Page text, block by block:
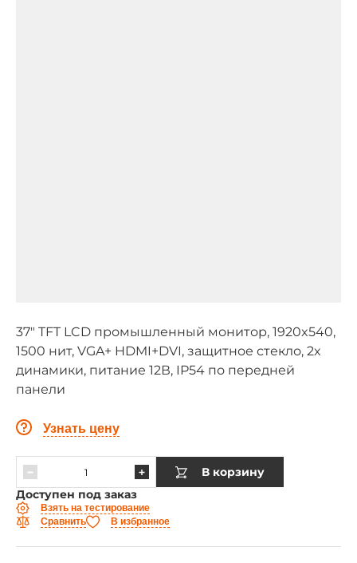
37" TFT LCD промышленный монитор, 1920x540,
1500 нит, VGA+ HDMI+DVI, защитное стекло, 2x
динамики, питание 12В, IP54 по передней
панели
Узнать цену
В корзину
Доступен под заказ
Взять на тестирование
Сравнить
В избранное